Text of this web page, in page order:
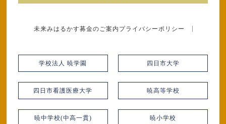
未来みはるかす募金のご案内 プライバシーポリシー
学校法人 暁学園 四日市大学
四日市看護医療大学 暁高等学校
暁中学校(中高一貫) 暁小学校